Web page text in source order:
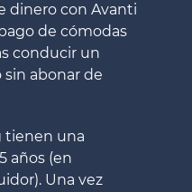
dinero con Avanti
de cómodas
conducir un
abonar de
tienen una
años (en
Una vez